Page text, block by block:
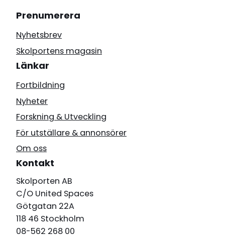
Prenumerera
Nyhetsbrev
Skolportens magasin
Länkar
Fortbildning
Nyheter
Forskning & Utveckling
För utställare & annonsörer
Om oss
Kontakt
Skolporten AB
C/O United Spaces
Götgatan 22A
118 46 Stockholm
08-562 268 00